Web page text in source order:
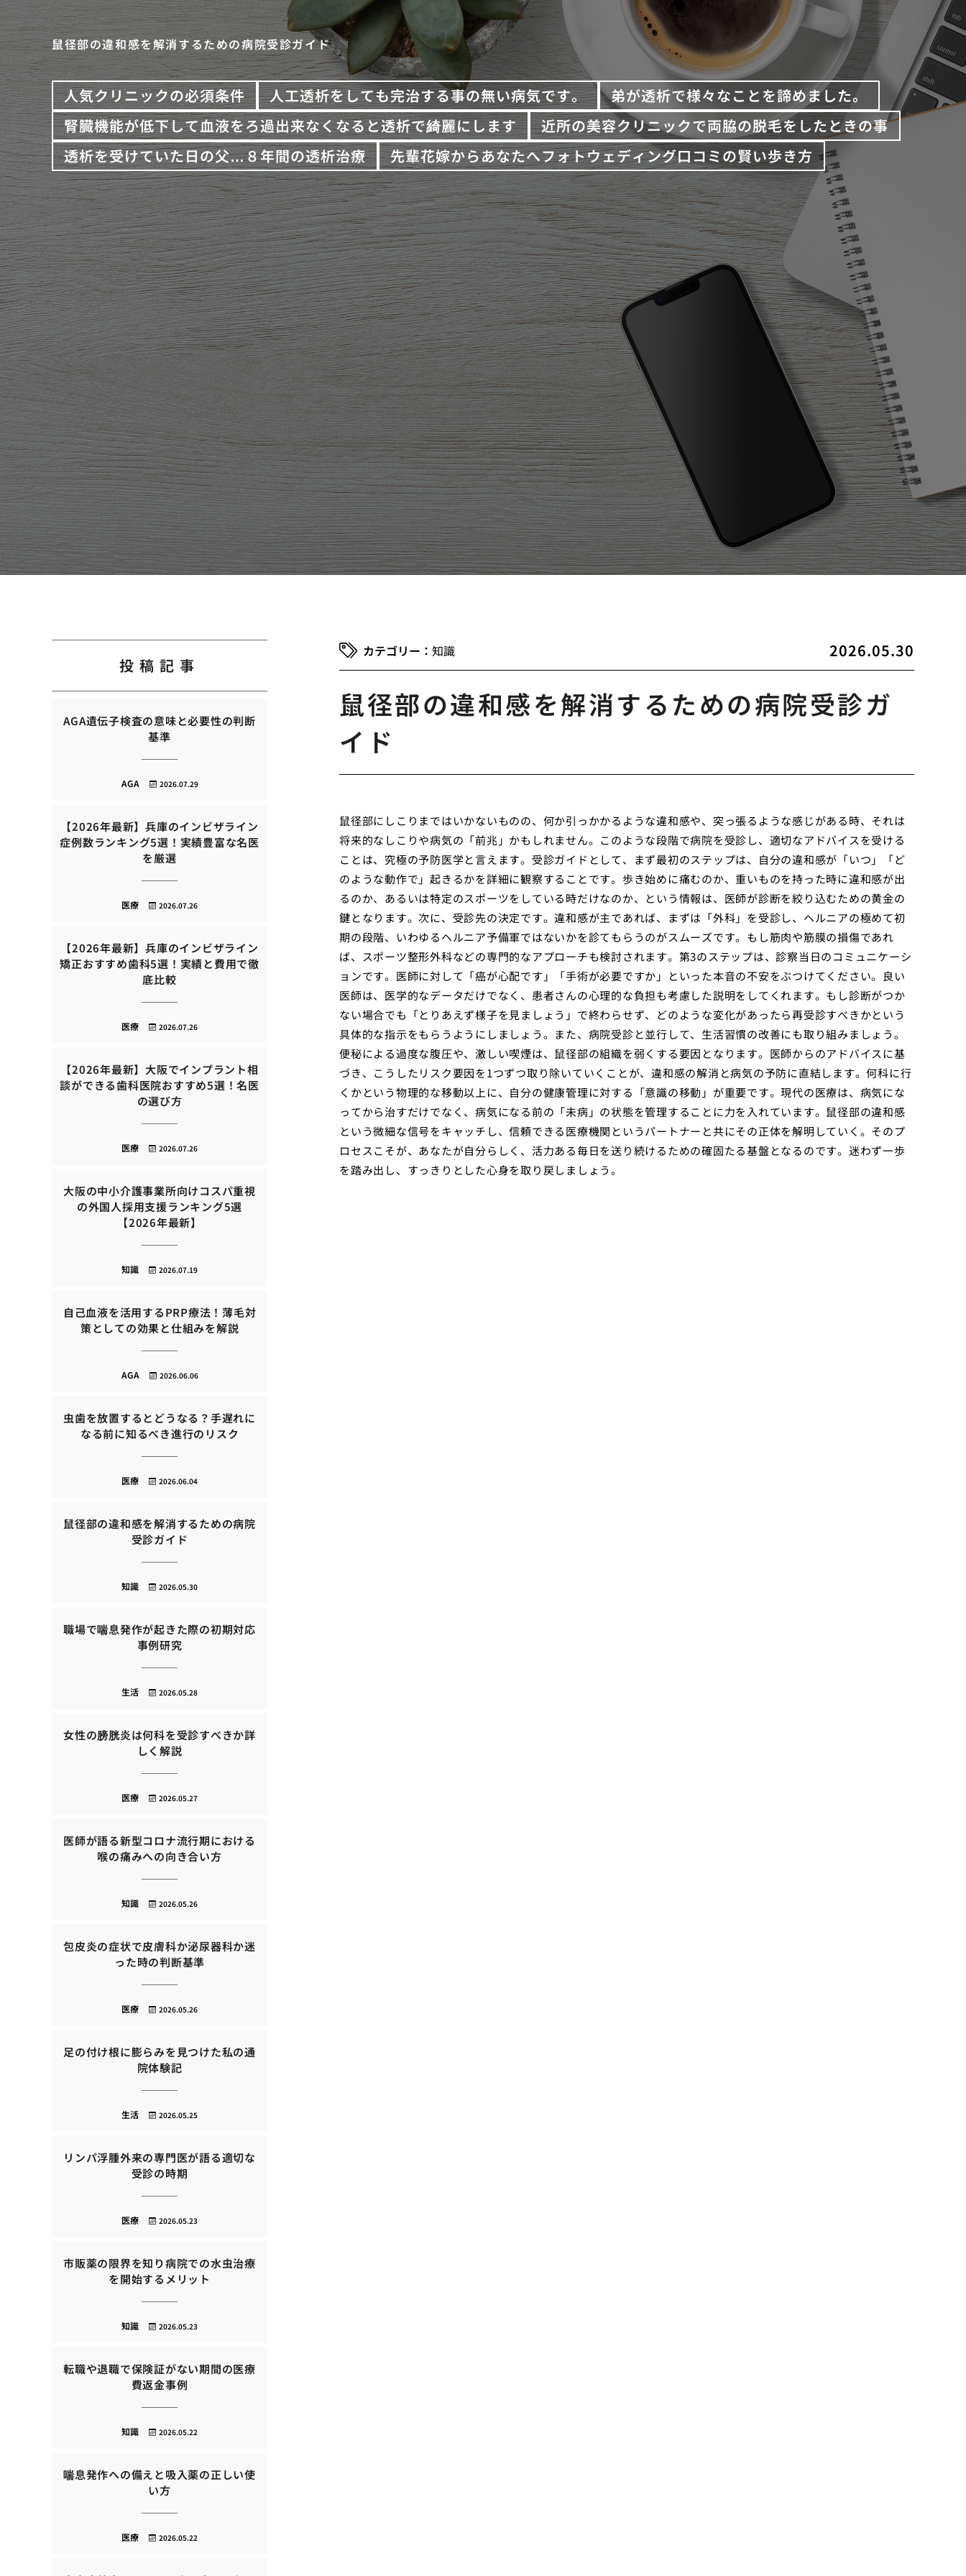
鼠径部の違和感を解消するための病院受診ガイド
人気クリニックの必須条件 人工透析をしても完治する事の無い病気です。
弟が透析で様々なことを諦めました。
腎臓機能が低下して血液をろ過出来なくなると透析で綺麗にします
近所の美容クリニックで両脇の脱毛をしたときの事
透析を受けていた日の父…８年間の透析治療
先輩花嫁からあなたへフォトウェディング口コミの賢い歩き方
2026.05.30
知識
鼠径部の違和感を解消するための病院受診ガ
イド
鼠径部にしこりまではいかないものの、何か引っかかるような違和感や、突っ張るような感じがある時、それは
将来的なしこりや病気の「前兆」かもしれません。このような段階で病院を受診し、適切なアドバイスを受ける
ことは、究極の予防医学と言えます。受診ガイドとして、まず最初のステップは、自分の違和感が「いつ」「ど
のような動作で」起きるかを詳細に観察することです。歩き始めに痛むのか、重いものを持った時に違和感が出
るのか、あるいは特定のスポーツをしている時だけなのか、という情報は、医師が診断を絞り込むための黄金の
鍵となります。次に、受診先の決定です。違和感が主であれば、まずは「外科」を受診し、ヘルニアの極めて初
期の段階、いわゆるヘルニア予備軍ではないかを診てもらうのがスムーズです。もし筋肉や筋膜の損傷であれ
ば、スポーツ整形外科などの専門的なアプローチも検討されます。第3のステップは、診察当日のコミュニケーシ
ョンです。医師に対して「癌が心配です」「手術が必要ですか」といった本音の不安をぶつけてください。良い
医師は、医学的なデータだけでなく、患者さんの心理的な負担も考慮した説明をしてくれます。もし診断がつか
ない場合でも「とりあえず様子を見ましょう」で終わらせず、どのような変化があったら再受診すべきかという
具体的な指示をもらうようにしましょう。また、病院受診と並行して、生活習慣の改善にも取り組みましょう。
便秘による過度な腹圧や、激しい喫煙は、鼠径部の組織を弱くする要因となります。医師からのアドバイスに基
づき、こうしたリスク要因を1つずつ取り除いていくことが、違和感の解消と病気の予防に直結します。何科に行
くかという物理的な移動以上に、自分の健康管理に対する「意識の移動」が重要です。現代の医療は、病気にな
ってから治すだけでなく、病気になる前の「未病」の状態を管理することに力を入れています。鼠径部の違和感
という微細な信号をキャッチし、信頼できる医療機関というパートナーと共にその正体を解明していく。そのプ
ロセスこそが、あなたが自分らしく、活力ある毎日を送り続けるための確固たる基盤となるのです。迷わず一歩
を踏み出し、すっきりとした心身を取り戻しましょう。
投稿記事
AGA遺伝子検査の意味と必要性の判断
基準
2026.07.29
AGA
【2026年最新】兵庫のインビザライン
症例数ランキング5選！実績豊富な名医
を厳選
2026.07.26
医療
【2026年最新】兵庫のインビザライン
矯正おすすめ歯科5選！実績と費用で徹
底比較
2026.07.26
医療
【2026年最新】大阪でインプラント相
談ができる歯科医院おすすめ5選！名医
の選び方
2026.07.26
医療
大阪の中小介護事業所向けコスパ重視
の外国人採用支援ランキング5選
【2026年最新】
2026.07.19
知識
自己血液を活用するPRP療法！薄毛対
策としての効果と仕組みを解説
2026.06.06
AGA
虫歯を放置するとどうなる？手遅れに
なる前に知るべき進行のリスク
2026.06.04
医療
鼠径部の違和感を解消するための病院
受診ガイド
2026.05.30
知識
職場で喘息発作が起きた際の初期対応
事例研究
2026.05.28
生活
女性の膀胱炎は何科を受診すべきか詳
しく解説
2026.05.27
医療
医師が語る新型コロナ流行期における
喉の痛みへの向き合い方
2026.05.26
知識
包皮炎の症状で皮膚科か泌尿器科か迷
った時の判断基準
2026.05.26
医療
足の付け根に膨らみを見つけた私の通
院体験記
2026.05.25
生活
リンパ浮腫外来の専門医が語る適切な
受診の時期
2026.05.23
医療
市販薬の限界を知り病院での水虫治療
を開始するメリット
2026.05.23
知識
転職や退職で保険証がない期間の医療
費返金事例
2026.05.22
知識
喘息発作への備えと吸入薬の正しい使
い方
2026.05.22
医療